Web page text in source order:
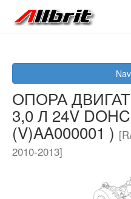
ОПОРА
3,0 Л 24V
(V)AA000001 )
2010-2013]